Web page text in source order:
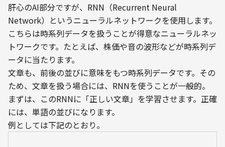
肝心のAI部分ですが、RNN（Recurrent Neural
Network）というニューラルネットワークを使用します。
こちらは時系列データを扱うことが得意なニューラルネッ
トワークです。たとえば、株価や音の波形などが時系列デ
ータに当たります。
文章も、前後の並びに意味をもつ時系列データです。その
ため、文章を扱う場合には、RNNを使うことが一般的。
まずは、このRNNに「正しい文章」を学習させます。正確
には、単語の並びになります。
例としては下記のとおり。